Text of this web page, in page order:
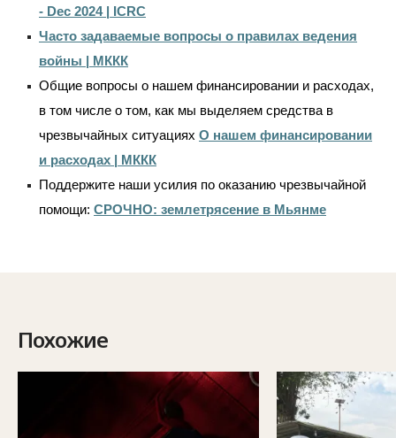
- Dec 2024 | ICRC
Часто задаваемые вопросы о правилах ведения
войны | МККК
Общие вопросы о нашем финансировании и расходах,
в том числе о том, как мы выделяем средства в
чрезвычайных ситуациях О нашем финансировании
и расходах | МККК
Поддержите наши усилия по оказанию чрезвычайной
помощи: СРОЧНО: землетрясение в Мьянме
Похожие